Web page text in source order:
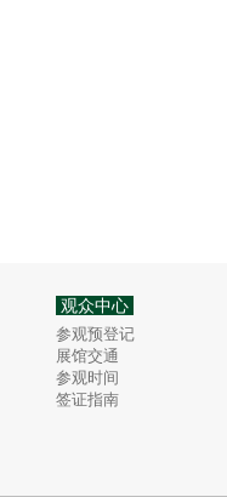
观众中心
参观预登记
展馆交通
参观时间
签证指南